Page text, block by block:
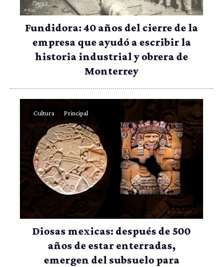
Fundidora: 40 años del cierre de la
empresa que ayudó a escribir la
historia industrial y obrera de
Monterrey
Cultura Principal
Diosas mexicas: después de 500
años de estar enterradas,
emergen del subsuelo para